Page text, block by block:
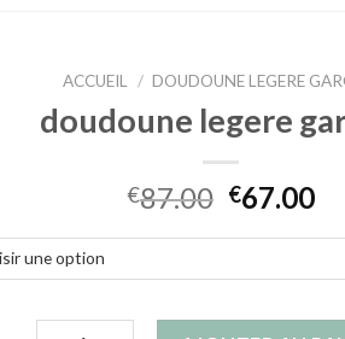
ACCUEIL / DOUDOUNE LEGERE
doudoune legere
€87.00 €67.00